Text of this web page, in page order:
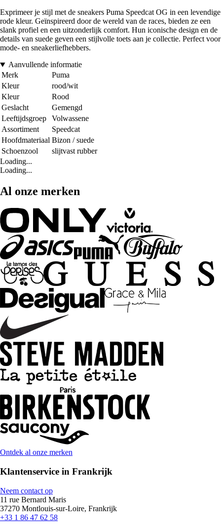
Exprimeer je stijl met de sneakers Puma Speedcat OG in een levendige
rode kleur. Geïnspireerd door de wereld van de races, bieden ze een
slank profiel en een uitzonderlijk comfort. Hun iconische design en de
details van suede geven een stijlvolle toets aan je collectie. Perfect voor
mode- en sneakerliefhebbers.
Aanvullende informatie
Merk
Puma
Kleur
rood/wit
Kleur
Rood
Geslacht
Gemengd
Leeftijdsgroep
Volwassene
Assortiment
Speedcat
Hoofdmateriaal Bizon / suede
Schoenzool
slijtvast rubber
Loading...
Loading...
Al onze merken
Ontdek al onze merken
Klantenservice in Frankrijk
Neem contact op
11 rue Bernard Maris
37270 Montlouis-sur-Loire, Frankrijk
+33 1 86 47 62 58